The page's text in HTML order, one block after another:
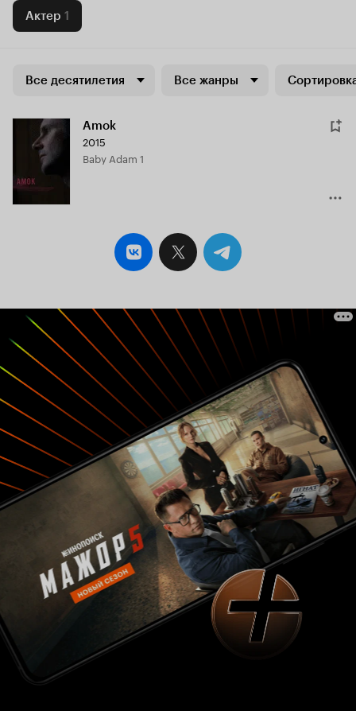
Актер 1
Все десятилетия Все жанры
Amok
2015
Baby Adam 1